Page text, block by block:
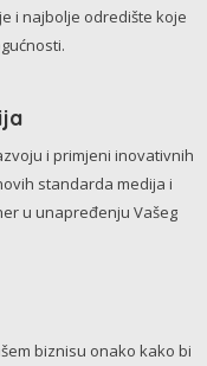
i najbolje odredište koje
i primjeni inovativnih
standarda medija i
u unapređenju Vašeg
biznisu onako kako bi